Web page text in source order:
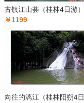
古镇江山荟（桂林4日游）
￥1199
向往的漓江（桂林阳朔4日